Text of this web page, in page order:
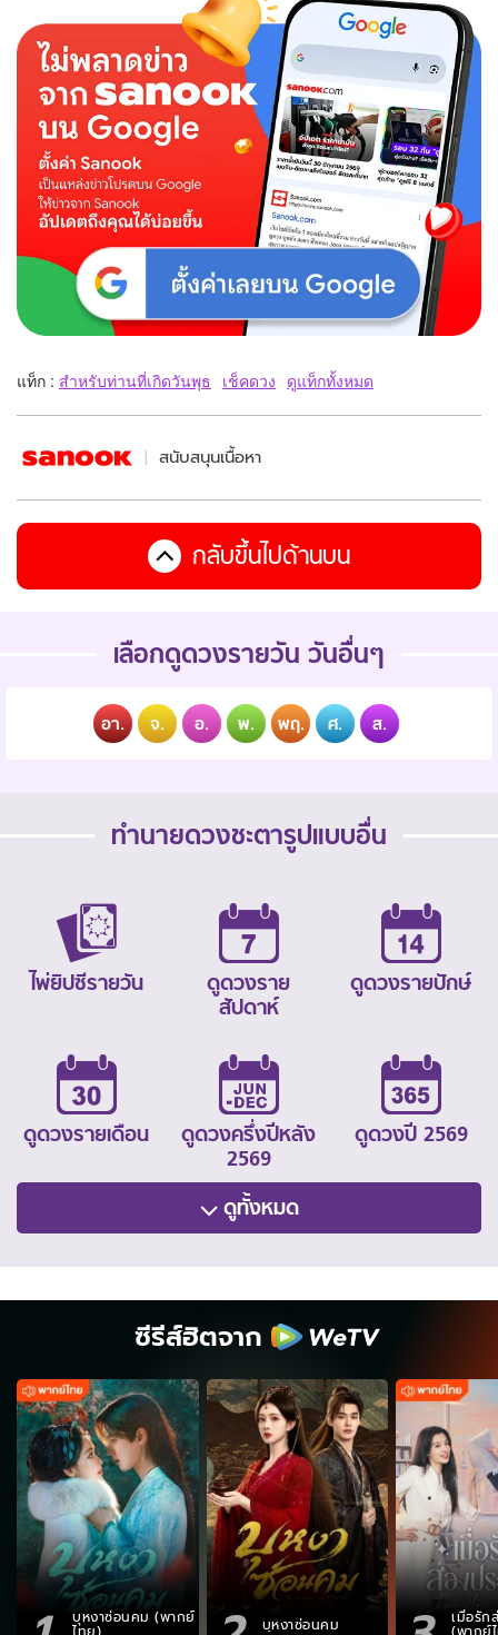
แท็ก : สำหรับท่านที่เกิดวันพุธ เช็คดวง ดูแท็กทั้งหมด
สนับสนุนเนื้อหา
กลับขึ้นไปด้านบน
เลือกดูดวงรายวัน วันอื่นๆ
อา. จ. อ. พ. พฤ. ศ. ส.
ทำนายดวงชะตารูปแบบอื่น
ไพ่ยิปซีรายวัน
ดูดวงราย
สัปดาห์
ดูดวงรายปักษ์
ดูดวงรายเดือน
ดูดวงครึ่งปีหลัง
2569
ดูดวงปี 2569
ดูทั้งหมด
ซีรีส์ฮิตจาก
บุหงาซ่อนคม (พากย์ บุหงาซ่อนคม เมื่อรัก